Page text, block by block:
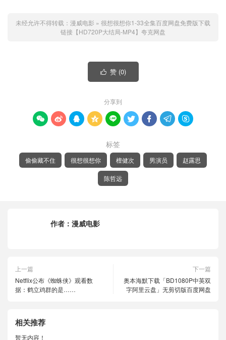
未经允许不得转载： 漫威电影 » 很想很想你1-33全集百度网盘免费版下载
链接【HD720P大结局-MP4】夸克网盘
 赞 (0)
分享到
        
标签
偷偷藏不住 很想很想你 檀健次 男演员 赵露思
陈哲远
作者： 漫威电影
上一篇
Netflix公布《蜘蛛侠》观看数
据：鹤立鸡群的是……
下一篇
奥本海默下载「BD1080P中英双
字阿里云盘」无剪切版百度网盘
相关推荐
暂无内容！